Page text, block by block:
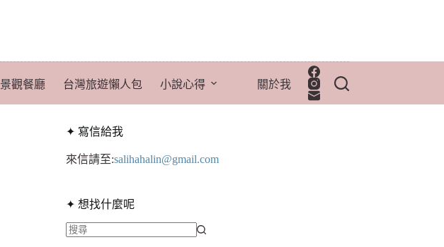
景觀餐廳 台灣旅遊懶人包 小說心得 關於我
✦ 寫信給我
來信請至:salihahalin@gmail.com
✦ 想找什麼呢